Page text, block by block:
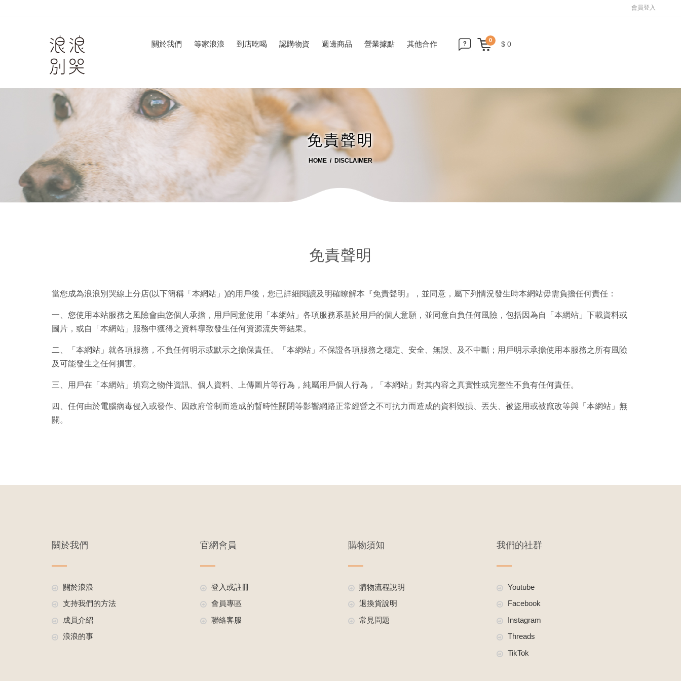
會員登入
關於我們 等家浪浪 到店吃喝 認購物資 週邊商品 營業據點 其他合作 0 $ 0
免責聲明
HOME DISCLAIMER
免責聲明
當您成為浪浪別哭線上分店(以下簡稱「本網站」)的用戶後，您已詳細閱讀及明確瞭解本『免責聲明』，並同意，屬下列情況發生時本網站毋需負擔任何責任：
一、您使用本站服務之風險會由您個人承擔，用戶同意使用「本網站」各項服務系基於用戶的個人意願，並同意自負任何風險，包括因為自「本網站」下載資料或
圖片，或自「本網站」服務中獲得之資料導致發生任何資源流失等結果。
二、「本網站」就各項服務，不負任何明示或默示之擔保責任。「本網站」不保證各項服務之穩定、安全、無誤、及不中斷；用戶明示承擔使用本服務之所有風險
及可能發生之任何損害。
三、用戶在「本網站」填寫之物件資訊、個人資料、上傳圖片等行為，純屬用戶個人行為，「本網站」對其內容之真實性或完整性不負有任何責任。
四、任何由於電腦病毒侵入或發作、因政府管制而造成的暫時性關閉等影響網路正常經營之不可抗力而造成的資料毀損、丟失、被盜用或被竄改等與「本網站」無
關。
關於我們
關於浪浪
支持我們的方法
成員介紹
浪浪的事
官網會員
登入或註冊
會員專區
聯絡客服
購物須知
購物流程說明
退換貨說明
常見問題
我們的社群
Youtube
Facebook
Instagram
Threads
TikTok